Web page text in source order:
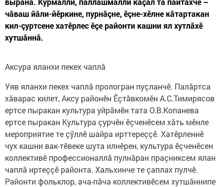
чăваш йăли-йӗркине, пурнăçне, ӗçне-хӗлне кăтартакан
кил-çуртсене хатӗрлес ӗçе районти кашни ял хутлăхӗ
хутшăннă.
Аксура яланхи пекех чаплă
Уяв яланхи пекех чаплă прологран пуçланчӗ. Палăртса
хăварас килет, Аксу районӗн Ӗçтăвкомӗн А.С.Тимирясов
ертсе пыракан культура уйрăмӗн тата О.В.Копанева
ертсе пыракан Культура çурчӗн ӗçченӗсем хăть мӗнле
мероприятие те çӳллӗ шайра ирттереççӗ. Хатӗрленнӗ
чух кашни вак-тӗвеке шута илнӗрен, культура ӗçченӗсен
коллективӗ профессионаллă пулнăран праçниксем ялан
чаплă иртеççӗ районта. Хальхинче те çаплах пулчӗ.
Районти фольклор, ача-пăча коллективӗсем хутшăннипе